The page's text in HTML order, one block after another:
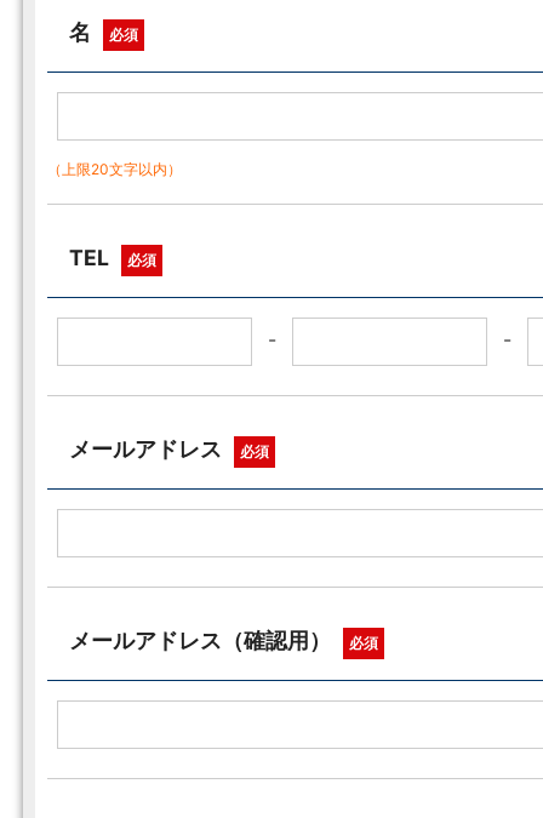
名 必須
（上限20文字以内）
TEL 必須
- -
メールアドレス 必須
メールアドレス（確認用） 必須